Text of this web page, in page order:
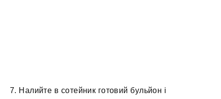
7. Налийте в сотейник готовий бульйон і